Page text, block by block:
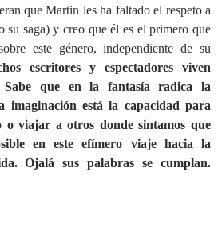
que Martin les ha faltado el respeto a
su saga) y creo que él es el primero que
este género, independiente de su
escritores y espectadores viven
Sabe que en la fantasía radica la
imaginación está la capacidad para
o viajar a otros donde sintamos que
en este efímero viaje hacia la
Ojalá sus palabras se cumplan.